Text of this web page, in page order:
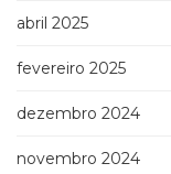
Empresarial
Religião,
Filosofia
Saúde
abril 2025
fevereiro 2025
dezembro 2024
novembro 2024